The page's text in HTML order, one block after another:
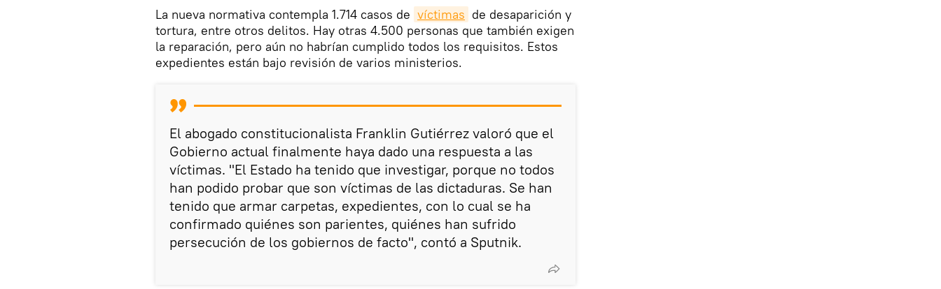
La nueva normativa contempla 1.714 casos de víctimas de desaparición y
tortura, entre otros delitos. Hay otras 4.500 personas que también exigen
la reparación, pero aún no habrían cumplido todos los requisitos. Estos
expedientes están bajo revisión de varios ministerios.
El abogado constitucionalista Franklin Gutiérrez valoró que el
Gobierno actual finalmente haya dado una respuesta a las
víctimas. "El Estado ha tenido que investigar, porque no todos
han podido probar que son víctimas de las dictaduras. Se han
tenido que armar carpetas, expedientes, con lo cual se ha
confirmado quiénes son parientes, quiénes han sufrido
persecución de los gobiernos de facto", contó a Sputnik.